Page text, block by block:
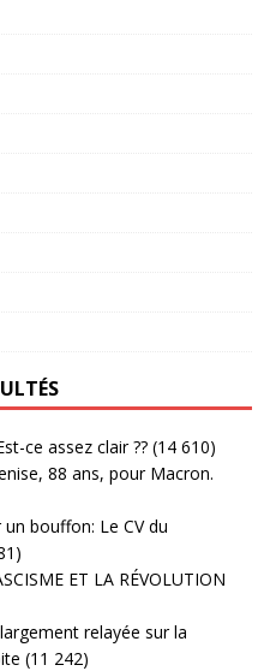
ce assez clair ?? (14 610)
88 ans, pour Macron.
bouffon: Le CV du
ET LA RÉVOLUTION
relayée sur la
(11 242)